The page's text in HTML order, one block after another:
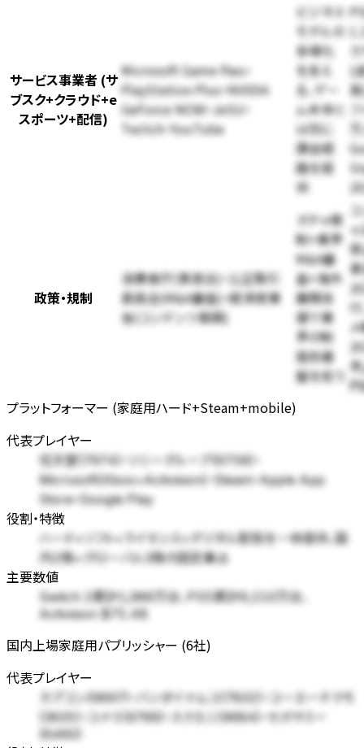
サービス事業者 (サ
ブスク+クラウド+e
スポーツ+配信)
Microsoft Game Pass・
PlayStation Plus・NVIDIA
GeForce NOW・JeSU・
Twitch・YouTube
ビジネス
モデルの
多様化
を支え
る、ゲー
ム本体と
は別に
課金経
路を提
供
(
政策・規制
消費者庁(景表法)・公正取引
委員会(M&A審査)・経済産業
省(コンテンツ振興)
ガチャ規
制+業界
M&A審
査+海外
展開支
援で業
界の制
度的基
盤を担う
プラットフォーマー (家庭用ハード+Steam+mobile)
代表プレイヤー
任天堂(7974)・ソニーグループ(6758)・
Microsoft(Xbox+Activision)・Steam・Apple App
Store・Google Play
役割・特徴
ハード+ソフト+ライセンス+デジタル配信を一体提供、国
内2強+グローバル3強の固定寡占
主要数値
Switch 2累計1,986万台、PS5累計9,210万台、
Activision $75.4B
国内上場家庭用パブリッシャー (6社)
代表プレイヤー
カプコン(9697)・バンダイナムコ(7832)・コーエーテクモ
(3635)・コナミ(9766)・スクエニ(9684)・セガサミー
(6460)